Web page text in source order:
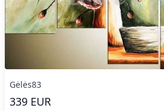
Gėlės83
339 EUR